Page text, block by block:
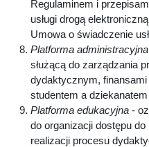
Regulaminem i
usługi drogą
Umowa o świadczenie
Platforma administracyjna
służącą do zarządzania
dydaktycznym,
studentem a
Platforma edukacyjna -
do organizacji dostępu
realizacji procesu